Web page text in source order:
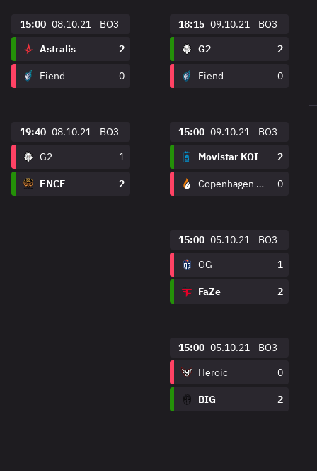
15:00 08.10.21
BO3
Astralis
2
Fiend 0
19:40 08.10.21
BO3
G2
1
ENCE 2
18:15 09.10.21
BO3
G2
2
Fiend 0
15:00 09.10.21
BO3
Movistar KOI
2
Copenhagen Flames 0
15:00 05.10.21
BO3
OG
1
FaZe 2
15:00 05.10.21
BO3
Heroic
0
BIG 2